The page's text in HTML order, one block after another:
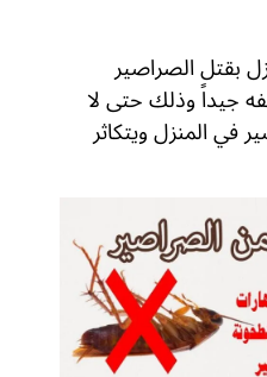
بقتل الصراصير
جيداً وذلك حتى لا
في المنزل ويتكاثر